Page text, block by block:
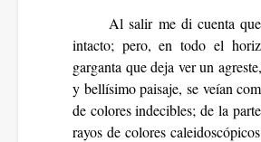
Al salir me di cuenta
intacto; pero, en todo el
garganta que deja ver un
y bellísimo paisaje, se veían
de colores indecibles; de la
rayos de colores